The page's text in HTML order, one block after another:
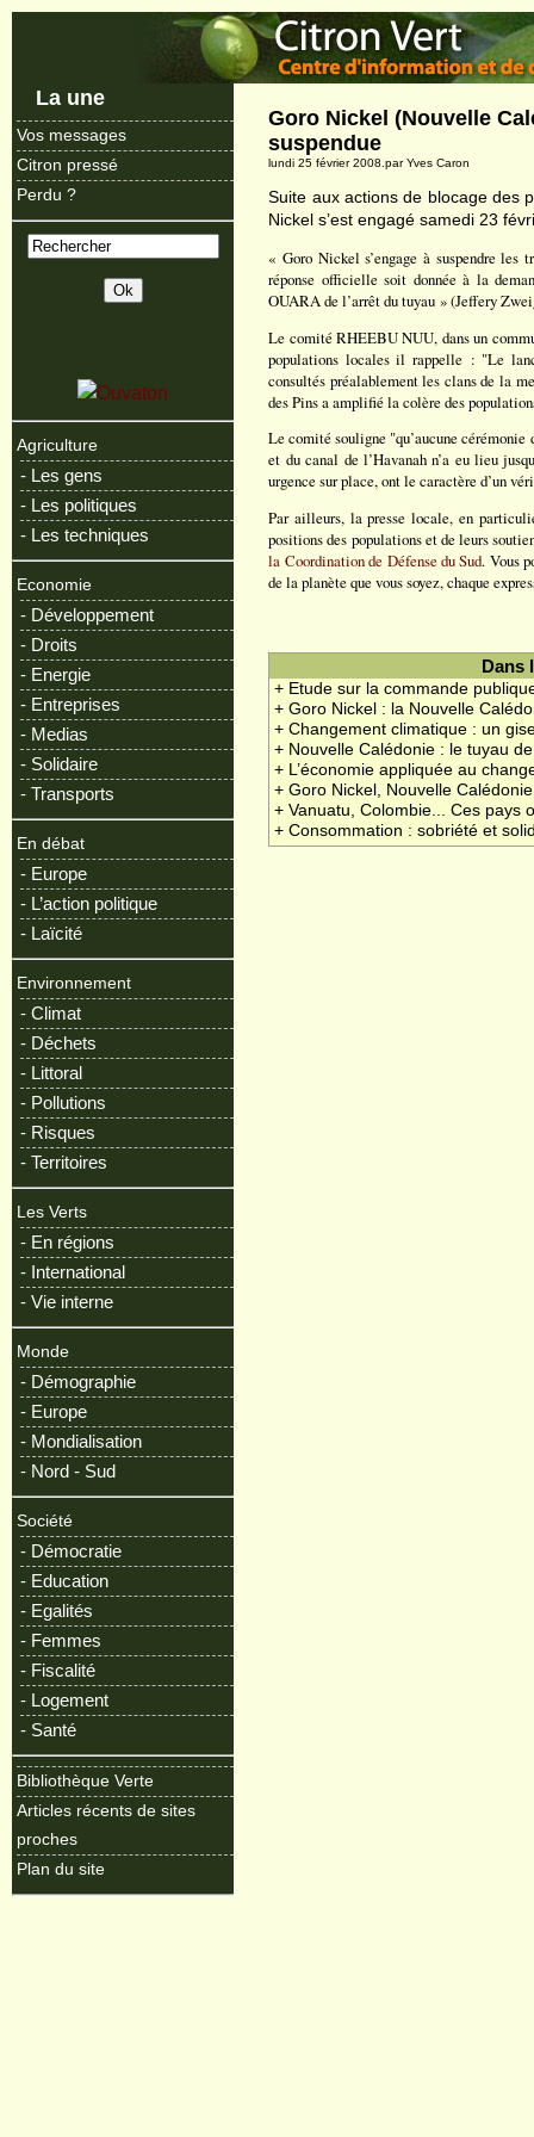
La une
Vos messages
Citron pressé
Perdu ?
Agriculture
- Les gens
- Les politiques
- Les techniques
Economie
- Développement
- Droits
- Energie
- Entreprises
- Medias
- Solidaire
- Transports
En débat
- Europe
- L’action politique
- Laïcité
Environnement
- Climat
- Déchets
- Littoral
- Pollutions
- Risques
- Territoires
Les Verts
- En régions
- International
- Vie interne
Monde
- Démographie
- Europe
- Mondialisation
- Nord - Sud
Société
- Démocratie
- Education
- Egalités
- Femmes
- Fiscalité
- Logement
- Santé
Bibliothèque Verte
Articles récents de sites
proches
Plan du site
Goro Nickel (Nouvelle
suspendue
lundi 25 février 2008.par Yves Caron
Suite aux actions de blocage des
Nickel s’est engagé samedi 23
« Goro Nickel s’engage à suspendre les
réponse officielle soit donnée à la
OUARA de l’arrêt du tuyau » (Jeffery
Le comité RHEEBU NUU, dans un
populations locales il rappelle : "Le
consultés préalablement les clans de la
des Pins a amplifié la colère des
Le comité souligne "qu’aucune
et du canal de l’Havanah n’a eu lieu
urgence sur place, ont le caractère d’un
Par ailleurs, la presse locale, en
positions des populations et de leurs
la Coordination de Défense du Sud. Vous
de la planète que vous soyez, chaque
Dans
+ Etude sur la commande
+ Goro Nickel : la Nouvelle
+ Changement climatique : un
+ Nouvelle Calédonie : le tuyau
+ L’économie appliquée au
+ Goro Nickel, Nouvelle
+ Vanuatu, Colombie... Ces pays
+ Consommation : sobriété et